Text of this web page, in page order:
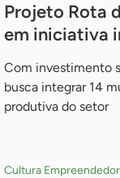
Projeto Rota
em iniciativa
Com investimento
busca integrar 14
produtiva do setor
Cultura